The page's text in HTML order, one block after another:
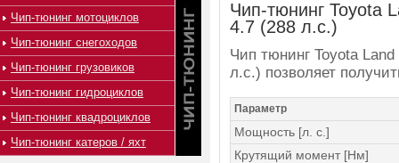
Чип-тюнинг Toyota
4.7 (288 л.с.)
Чип тюнинг Toyota
л.с.) позволяет
Параметр
Мощность [л. с.]
Крутящий момент [Нм]
Чип-тюнинг мотоциклов
Чип-тюнинг снегоходов
Чип-тюнинг грузовиков
Чип-тюнинг гидроциклов
Чип-тюнинг квадроциклов
Чип-тюнинг катеров / яхт